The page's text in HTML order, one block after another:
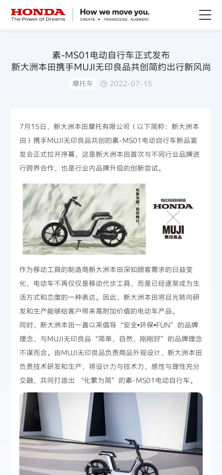
技术创新
赛事运动
新闻资讯
素-MS01电动自行车正式发布
新大洲本田携手MUJI无印良品共创简约出行新风尚
摩托车 2022-07-15
7月15日，新大洲本田摩托有限公司（以下简称：新大洲本
田）携手MUJI无印良品共创的素-MS01电动自行车新品宣
发会正式拉开序幕，这是新大洲本田首次与不同行业品牌进
行跨界合作，也是行业内品牌升级的创新尝试。
作为移动工具的制造商新大洲本田深知顾客需求的日益变
化，电动车不再仅仅是移动代步工具，而是已经逐渐成为生
活方式和态度的一种表达。因此，新大洲本田将目光转向研
发和生产能够给客户带来高附加价值的电动车产品。
同时，新大洲本田一直以来倡导“安全•环保•FUN”的品牌
理念，与MUJI无印良品“简单、自然、刚刚好”的品牌理念
不谋而合。由MUJI无印良品负责商品外观设计、新大洲本田
负责技术研发和生产，将设计力与技术力、感性与理性充分
交融，共同打造出 “化繁为简”的素-MS01电动自行车。